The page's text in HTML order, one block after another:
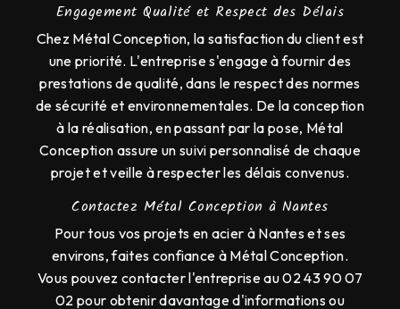
Engagement Qualité et Respect des Délais
Chez Métal Conception, la satisfaction du client est
une priorité. L'entreprise s'engage à fournir des
prestations de qualité, dans le respect des normes
de sécurité et environnementales. De la conception
à la réalisation, en passant par la pose, Métal
Conception assure un suivi personnalisé de chaque
projet et veille à respecter les délais convenus.
Contactez Métal Conception à Nantes
Pour tous vos projets en acier à Nantes et ses
environs, faites confiance à Métal Conception.
Vous pouvez contacter l'entreprise au 02 43 90 07
02 pour obtenir davantage d'informations ou